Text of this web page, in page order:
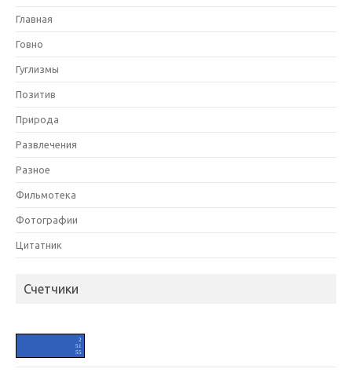
Главная
Говно
Гуглизмы
Позитив
Природа
Развлечения
Разное
Фильмотека
Фотографии
Цитатник
Счетчики
2
51
55